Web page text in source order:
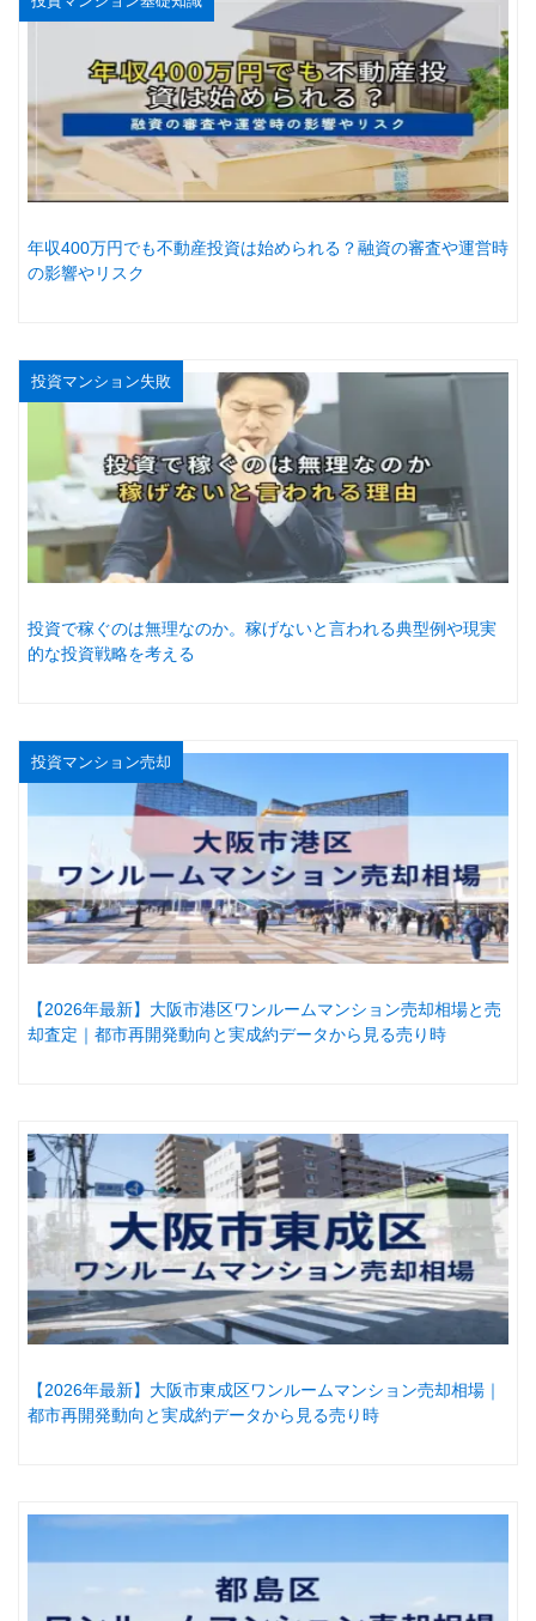
年収400万円でも不動産投資は始められる？融資の審査や運営時
の影響やリスク
投資マンション失敗
投資で稼ぐのは無理なのか。稼げないと言われる典型例や現実
的な投資戦略を考える
投資マンション売却
【2026年最新】大阪市港区ワンルームマンション売却相場と売
却査定｜都市再開発動向と実成約データから見る売り時
【2026年最新】大阪市東成区ワンルームマンション売却相場｜
都市再開発動向と実成約データから見る売り時